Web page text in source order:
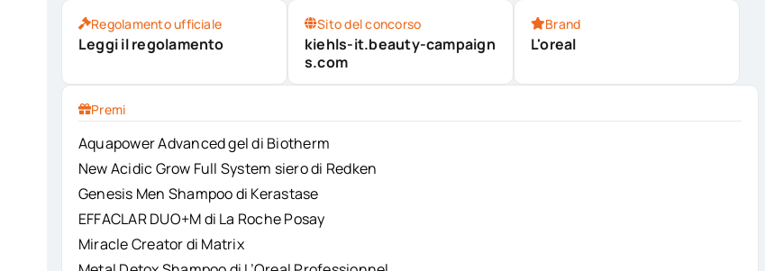
Regolamento ufficiale
Leggi il regolamento
Sito del concorso
kiehls-it.beauty-campaign
s.com
Brand
L'oreal
Premi
Aquapower Advanced gel di Biotherm
New Acidic Grow Full System siero di Redken
Genesis Men Shampoo di Kerastase
EFFACLAR DUO+M di La Roche Posay
Miracle Creator di Matrix